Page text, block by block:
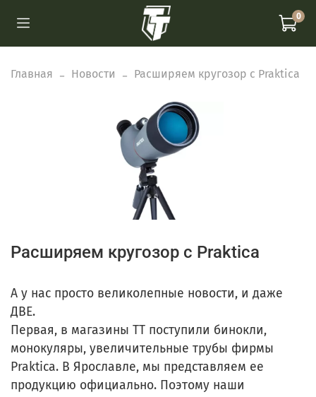
0
Главная Новости Расширяем кругозор с Praktica
Расширяем кругозор с Praktica
А у нас просто великолепные новости, и даже
ДВЕ.
Первая, в магазины ТТ поступили бинокли,
монокуляры, увеличительные трубы фирмы
Praktica. В Ярославле, мы представляем ее
продукцию официально. Поэтому наши